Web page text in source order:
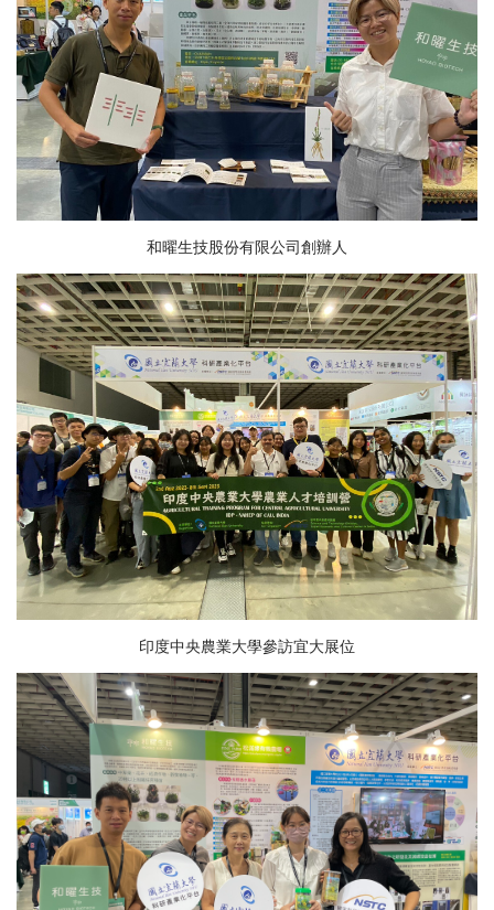
和曜生技股份有限公司創辦人
印度中央農業大學參訪宜大展位